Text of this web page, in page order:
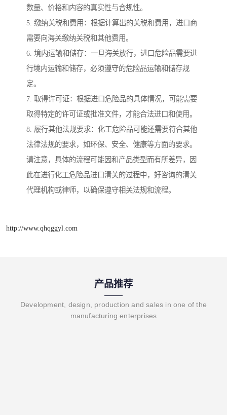
数量、价格和内容的真实性与合规性。
5. 缴纳关税和费用：根据计算出的关税和费用，进口商
需要向海关缴纳关税和其他费用。
6. 境内运输和储存：一旦海关放行，进口危险品需要进
行境内运输和储存，必须遵守的危险品运输和储存规
定。
7. 取得许可证：根据进口危险品的具体情况，可能需要
取得特定的许可证或批准文件，才能合法进口和使用。
8. 履行其他法规要求：化工危险品可能还需要符合其他
法律法规的要求，如环保、安全、健康等方面的要求。
请注意，具体的流程可能因和产品类型而有所差异，因
此在进行化工危险品进口清关的过程中，好咨询的清关
代理机构或律师，以确保遵守相关法规和流程。
http://www.qhqggyl.com
产品推荐
Development, design, production and sales in one of the
manufacturing enterprises